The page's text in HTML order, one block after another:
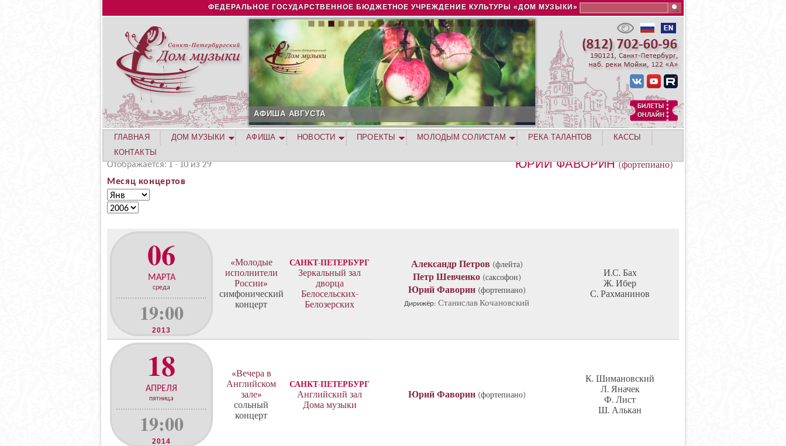
Jump to navigation
ФЕДЕРАЛЬНОЕ ГОСУДАРСТВЕННОЕ БЮДЖЕТНОЕ УЧРЕЖДЕНИЕ КУЛЬТУРЫ «ДОМ МУЗЫКИ»
АФИША АВГУСТА
ЮРИЙ ФАВОРИН (фортепиано)
Отображается: 1 - 10 из 29
Месяц концертов
М
е
к
р
М
еГ
06
МАРТА
среда
19:00
2013
«Молодые
исполнители
России»
симфонический
концерт
САНКТ-ПЕТЕРБУРГ
Зеркальный зал
дворца
Белосельских-
Белозерских
Александр Петров (флейта)
Петр Шевченко (саксофон)
Юрий Фаворин (фортепиано)
Дирижёр: Станислав Кочановский
И.С. Бах
Ж. Ибер
С. Рахманинов
18
АПРЕЛЯ
пятница
19:00
2014
«Вечера в
Английском
зале»
сольный
концерт
САНКТ-ПЕТЕРБУРГ
Английский зал
Дома музыки
Юрий Фаворин (фортепиано)
К. Шимановский
Л. Яначек
Ф. Лист
Ш. Алькан
ГЛАВНАЯ ДОМ МУЗЫКИ АФИША НОВОСТИ ПРОЕКТЫ МОЛОДЫМ СОЛИСТАМ РЕКА ТАЛАНТОВ
КАССЫ
КОНТАКТЫ